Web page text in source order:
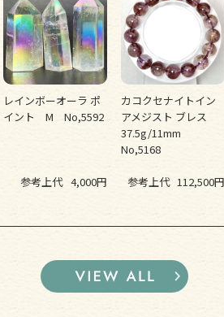
レインボーオーラ ポ
イント M No,5592
参考上代 4,000円
カコクセナイトイン
アメジスト ブレス
37.5g/11mm
No,5168
参考上代 112,500円